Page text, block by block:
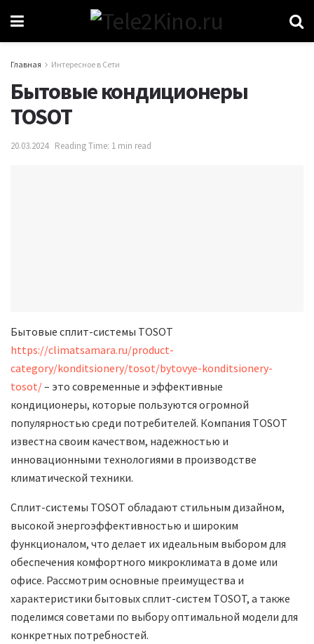
Главная Интересное в Сети
Бытовые кондиционеры
TOSOT
20.03.2024 Reading Time: 1 min read
Бытовые сплит-системы TOSOT
https://climatsamara.ru/product-
category/konditsionery/tosot/bytovye-konditsionery-
tosot/– это современные и эффективные
кондиционеры, которые пользуются огромной
популярностью среди потребителей. Компания TOSOT
известна своим качеством, надежностью и
инновационными технологиями в производстве
климатической техники.
Сплит-системы TOSOT обладают стильным дизайном,
высокой энергоэффективностью и широким
функционалом, что делает их идеальным выбором для
обеспечения комфортного микроклимата в доме или
офисе. Рассмотрим основные преимущества и
характеристики бытовых сплит-систем TOSOT, а также
поделимся советами по выбору оптимальной модели для
конкретных потребностей.